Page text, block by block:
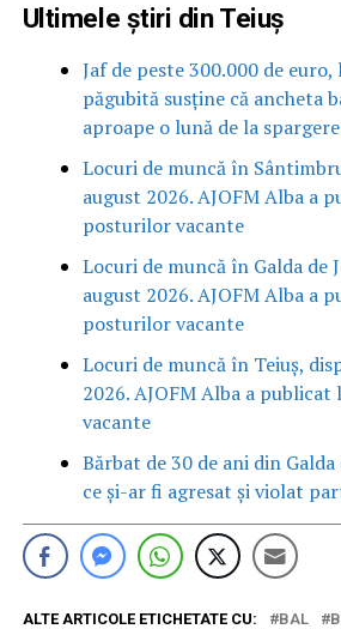
Ultimele știri din Teiuș
Jaf de peste 300.000 de euro,
păgubită susține că ancheta
aproape o lună de la spargere
Locuri de muncă în
august 2026. AJOFM Alba a
posturilor vacante
Locuri de muncă în Galda de
august 2026. AJOFM Alba a
posturilor vacante
Locuri de muncă în Teiuș,
2026. AJOFM Alba a
vacante
Bărbat de 30 de ani din
ce și-ar fi agresat și violat
ALTE ARTICOLE ETICHETATE CU: BAL